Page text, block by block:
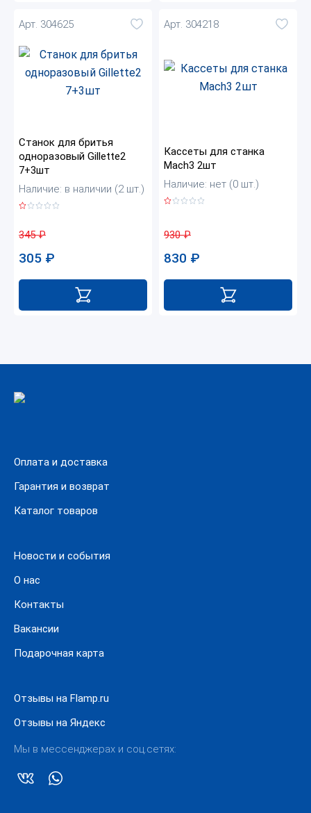
Арт. 304625
Станок для бритья
одноразовый Gillette2
7+3шт
Наличие: в наличии (2 шт.)
345₽
305 ₽
Арт. 304218
Кассеты для станка
Mach3 2шт
Наличие: нет (0 шт.)
930₽
830 ₽
Оплата и доставка
Гарантия и возврат
Каталог товаров
Новости и события
О нас
Контакты
Вакансии
Подарочная карта
Отзывы на Flamp.ru
Отзывы на Яндекс
Мы в мессенджерах и соц.сетях: